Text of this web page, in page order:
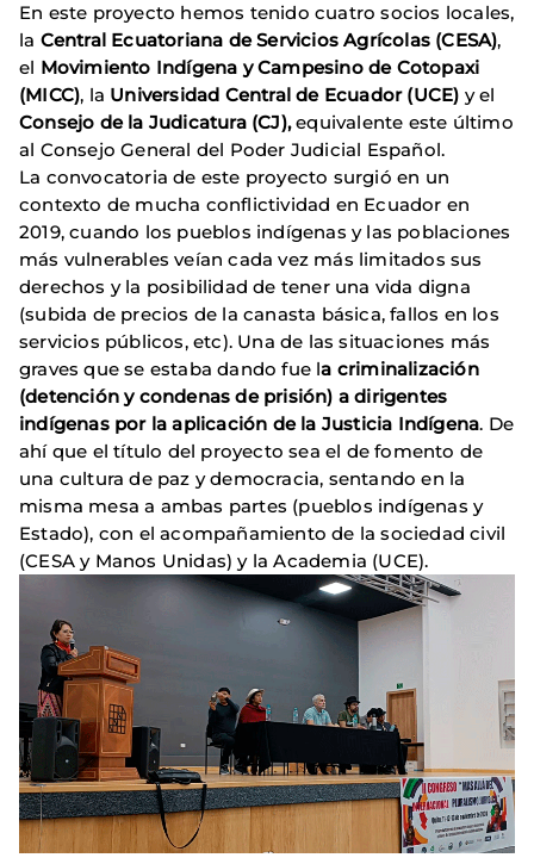
En este proyecto hemos tenido cuatro socios locales,
la Central Ecuatoriana de Servicios Agrícolas (CESA),
el Movimiento Indígena y Campesino de Cotopaxi
(MICC), la Universidad Central de Ecuador (UCE) y el
Consejo de la Judicatura (CJ),equivalente este último
al Consejo General del Poder Judicial Español.
La convocatoria de este proyecto surgió en un
contexto de mucha conflictividad en Ecuador en
2019, cuando los pueblos indígenas y las poblaciones
más vulnerables veían cada vez más limitados sus
derechos y la posibilidad de tener una vida digna
(subida de precios de la canasta básica, fallos en los
servicios públicos, etc). Una de las situaciones más
graves que se estaba dando fue la criminalización
(detención y condenas de prisión) a dirigentes
indígenas por la aplicación de la Justicia Indígena. De
ahí que el título del proyecto sea el de fomento de
una cultura de paz y democracia, sentando en la
misma mesa a ambas partes (pueblos indígenas y
Estado), con el acompañamiento de la sociedad civil
(CESA y Manos Unidas) y la Academia (UCE).